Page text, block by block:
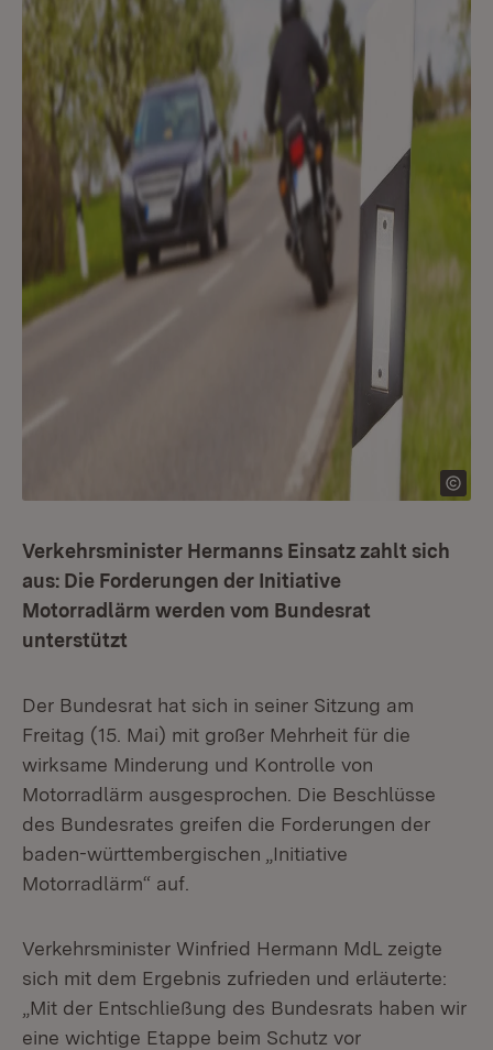
Verkehrsminister Hermanns Einsatz zahlt sich
aus: Die Forderungen der Initiative
Motorradlärm werden vom Bundesrat
unterstützt
Der Bundesrat hat sich in seiner Sitzung am
Freitag (15. Mai) mit großer Mehrheit für die
wirksame Minderung und Kontrolle von
Motorradlärm ausgesprochen. Die Beschlüsse
des Bundesrates greifen die Forderungen der
baden-württembergischen „Initiative
Motorradlärm“ auf.
Verkehrsminister Winfried Hermann MdL zeigte
sich mit dem Ergebnis zufrieden und erläuterte:
„Mit der Entschließung des Bundesrats haben wir
eine wichtige Etappe beim Schutz vor